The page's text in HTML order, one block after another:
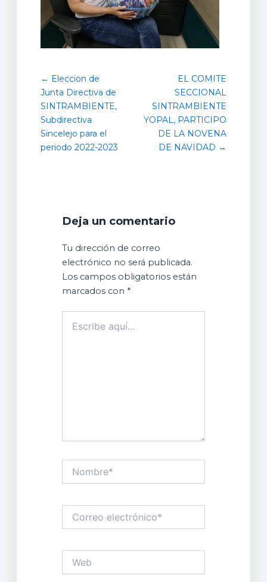
← Eleccion de
Junta Directiva de
SINTRAMBIENTE,
Subdirectiva
Sincelejo para el
periodo 2022-2023
EL COMITE
SECCIONAL
SINTRAMBIENTE
YOPAL, PARTICIPO
DE LA NOVENA
DE NAVIDAD →
Deja un comentario
Tu dirección de correo
electrónico no será publicada.
Los campos obligatorios están
marcados con *
aquí...
electrónico*